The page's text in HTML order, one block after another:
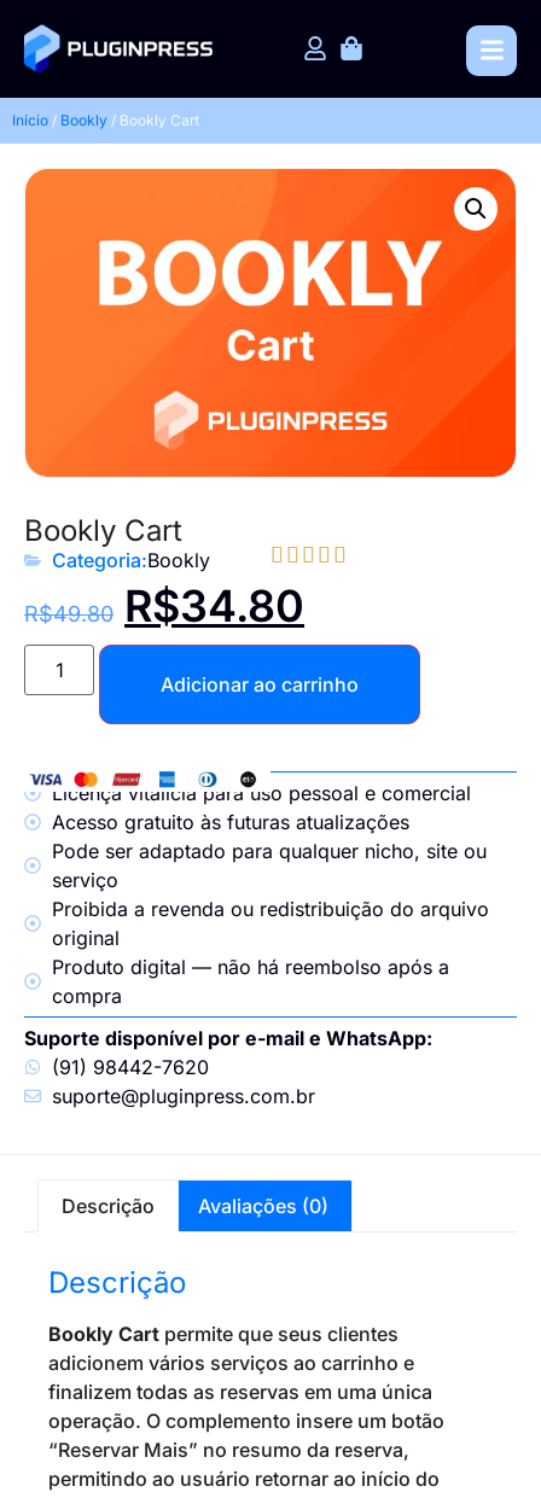
Início / Bookly / Bookly Cart
Bookly Cart
Categoria:Bookly     
R$49.80 R$34.80
Adicionar ao carrinho
Licença vitalícia para uso pessoal e comercial
Acesso gratuito às futuras atualizações
Pode ser adaptado para qualquer nicho, site ou
serviço
Proibida a revenda ou redistribuição do arquivo
original
Produto digital — não há reembolso após a
compra
Suporte disponível por e-mail e WhatsApp:
(91) 98442-7620
suporte@pluginpress.com.br
Descrição Avaliações (0)
Descrição
Bookly Cart permite que seus clientes
adicionem vários serviços ao carrinho e
finalizem todas as reservas em uma única
operação. O complemento insere um botão
“Reservar Mais” no resumo da reserva,
permitindo ao usuário retornar ao início do